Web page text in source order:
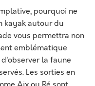
pourquoi ne
kayak autour du
vous permettra non
emblématique
la faune
Les sorties en